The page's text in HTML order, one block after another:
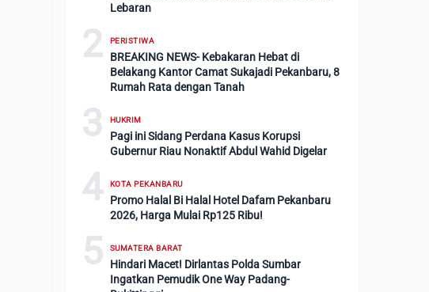
Lebaran
2 PERISTIWA
BREAKING NEWS- Kebakaran Hebat di
Belakang Kantor Camat Sukajadi Pekanbaru, 8
Rumah Rata dengan Tanah
3 HUKRIM
Pagi ini Sidang Perdana Kasus Korupsi
Gubernur Riau Nonaktif Abdul Wahid Digelar
4 KOTA PEKANBARU
Promo Halal Bi Halal Hotel Dafam Pekanbaru
2026, Harga Mulai Rp125 Ribu!
5 SUMATERA BARAT
Hindari Macet! Dirlantas Polda Sumbar
Ingatkan Pemudik One Way Padang-